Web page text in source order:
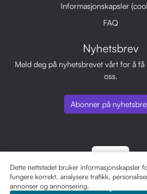
Informasjonskapsler
FAQ
Nyhetsbrev
Meld deg på nyhetsbrevet vårt for å
oss.
Abonner på
Dette nettstedet bruker informasjonskapsler
fungere korrekt, analysere trafikk,
annonser og annonsering.